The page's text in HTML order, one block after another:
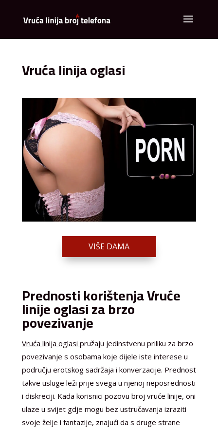
Vruća linija oglasi
VIŠE DAMA
Prednosti korištenja Vruće
linije oglasi za brzo
povezivanje
Vruća linija oglasi pružaju jedinstvenu priliku za brzo
povezivanje s osobama koje dijele iste interese u
području erotskog sadržaja i konverzacije. Prednost
takve usluge leži prije svega u njenoj neposrednosti
i diskreciji. Kada korisnici pozovu broj vruće linije, oni
ulaze u svijet gdje mogu bez ustručavanja izraziti
svoje želje i fantazije, znajući da s druge strane